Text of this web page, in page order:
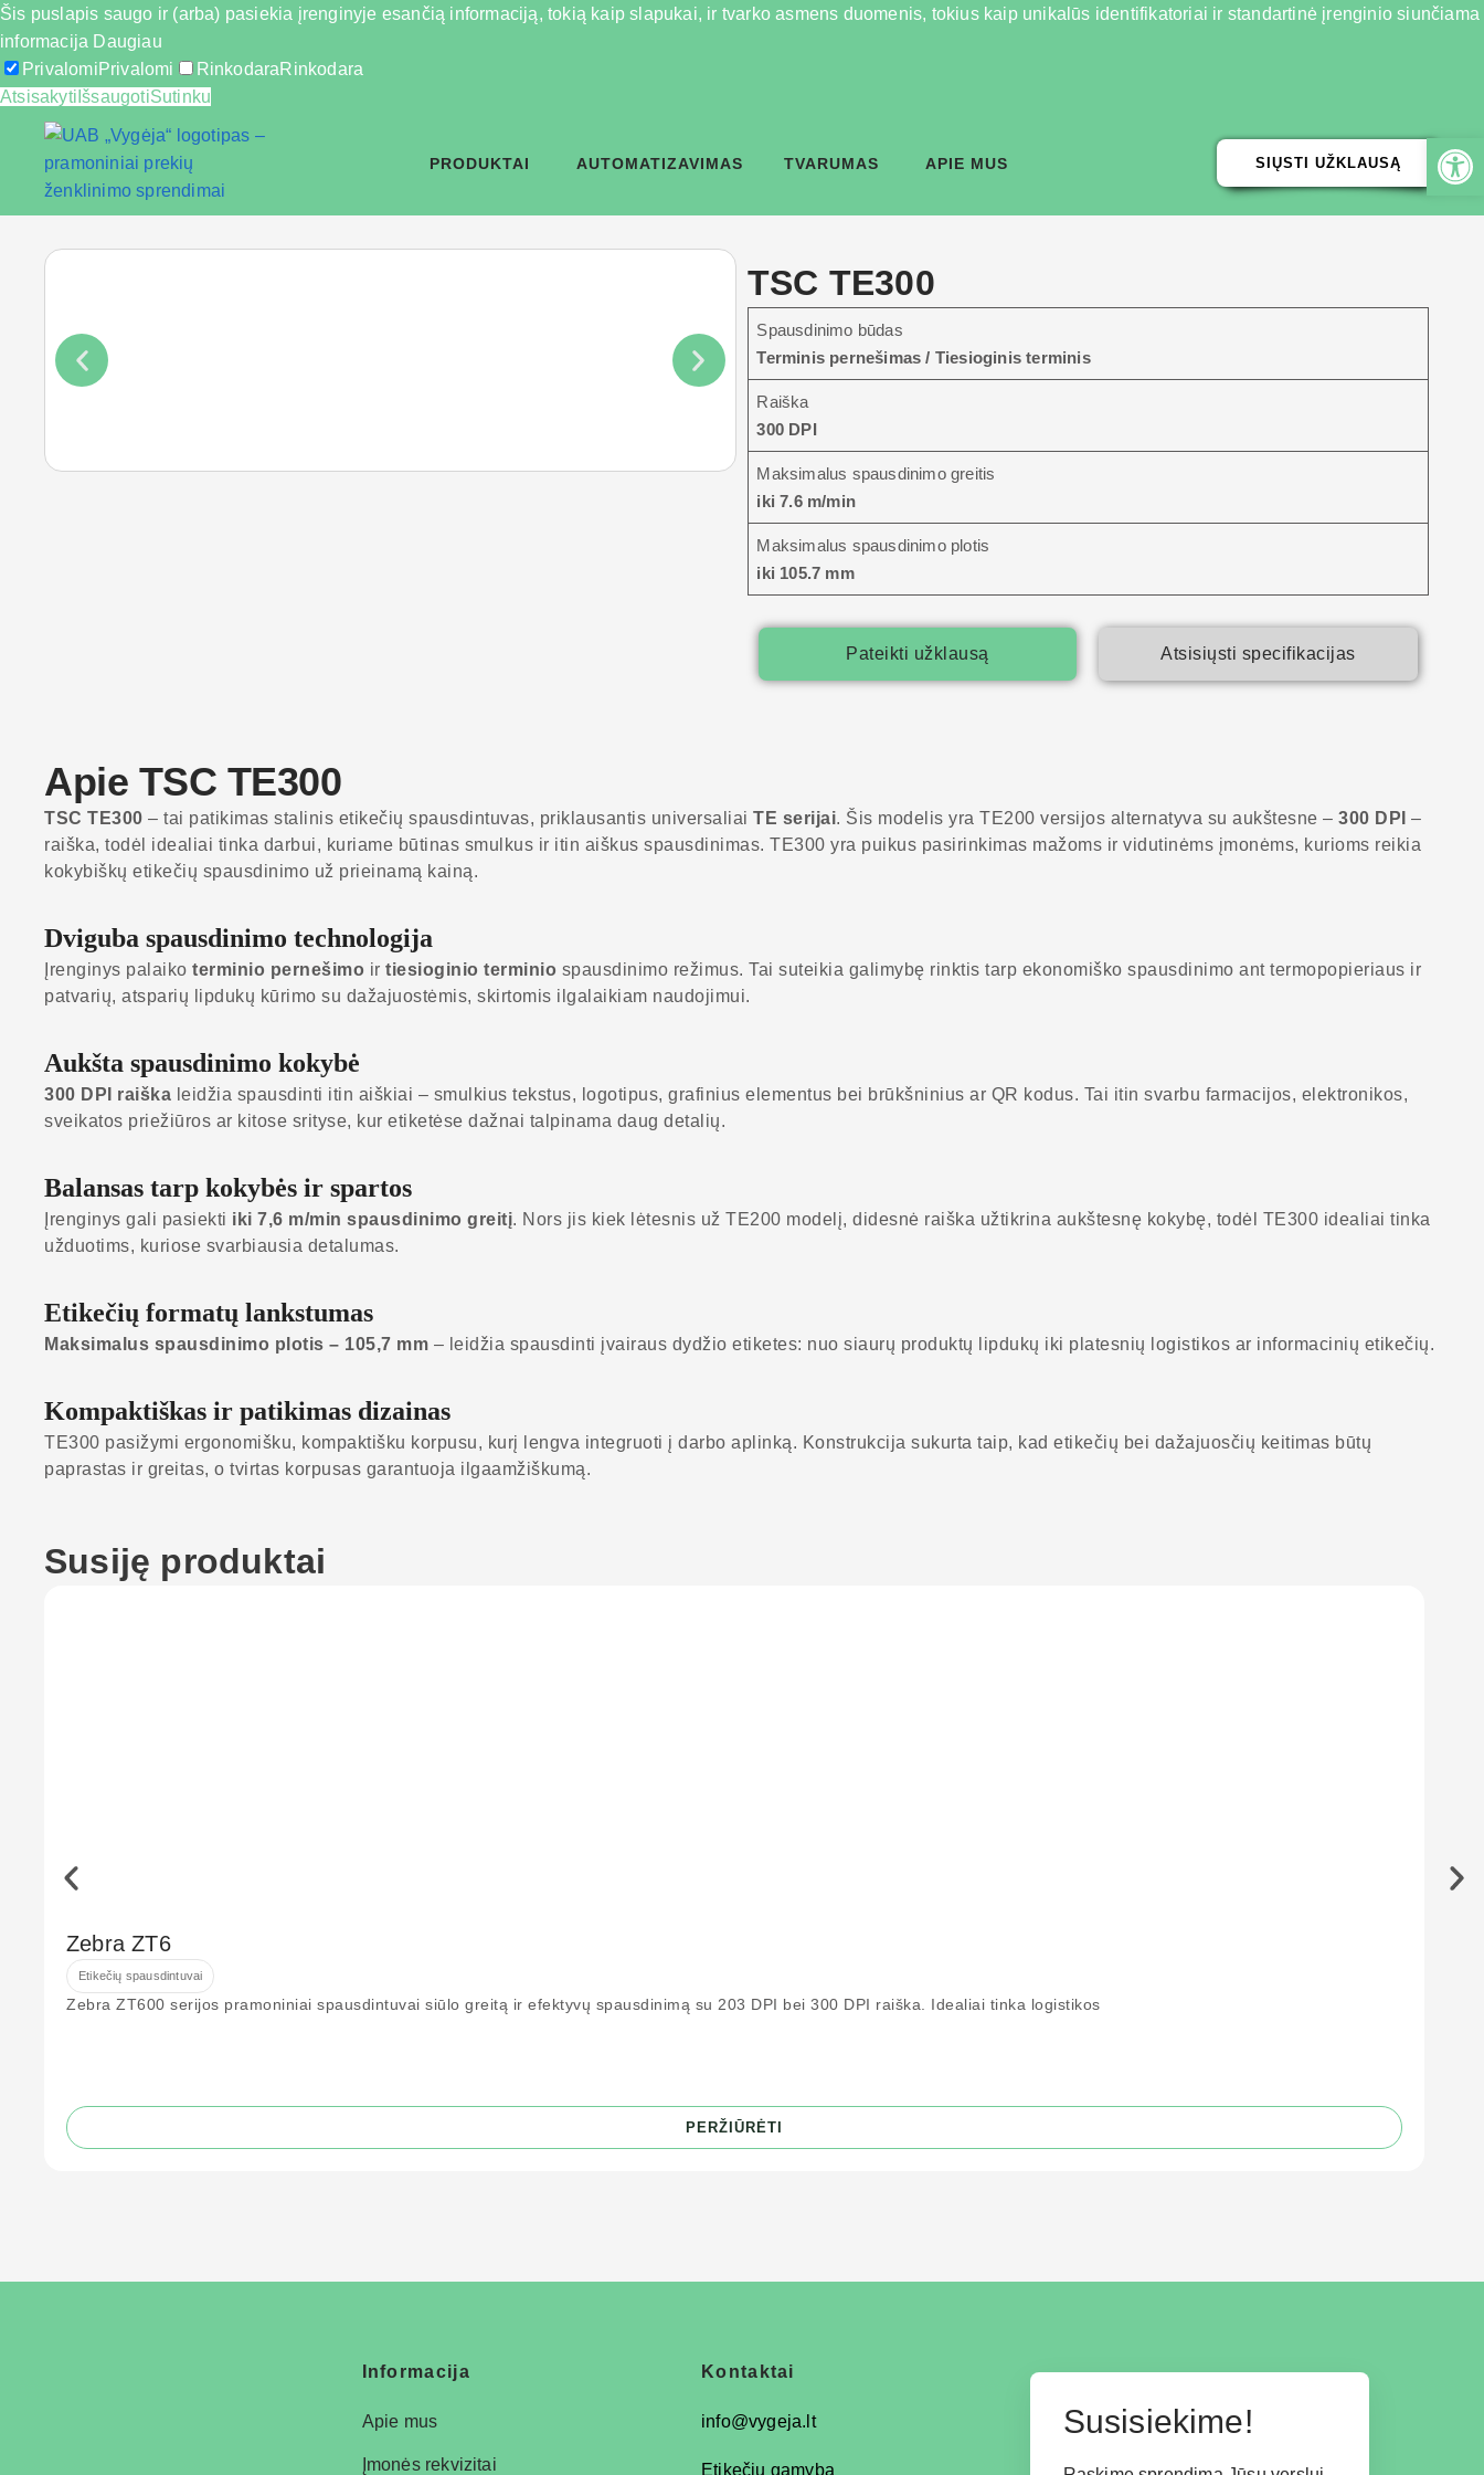
Šis puslapis saugo ir (arba) pasiekia įrenginyje esančią informaciją, tokią kaip slapukai, ir tvarko asmens duomenis, tokius kaip unikalūs identifikatoriai ir standartinė įrenginio siunčiama
informacija Daugiau
PrivalomiPrivalomi RinkodaraRinkodara
Atsisakyti IšsaugotiSutinku
PRODUKTAI AUTOMATIZAVIMAS TVARUMAS APIE MUS SIŲSTI UŽKLAUSĄ
TSC TE300
Spausdinimo būdas
Terminis pernešimas / Tiesioginis terminis
Raiška
300 DPI
Maksimalus spausdinimo greitis
iki 7.6 m/min
Maksimalus spausdinimo plotis
iki 105.7 mm
Pateikti užklausą Atsisiųsti specifikacijas
Apie TSC TE300
TSC TE300 – tai patikimas stalinis etikečių spausdintuvas, priklausantis universaliai TE serijai. Šis modelis yra TE200 versijos alternatyva su aukštesne – 300 DPI –
raiška, todėl idealiai tinka darbui, kuriame būtinas smulkus ir itin aiškus spausdinimas. TE300 yra puikus pasirinkimas mažoms ir vidutinėms įmonėms, kurioms reikia
kokybiškų etikečių spausdinimo už prieinamą kainą.
Dviguba spausdinimo technologija
Įrenginys palaiko terminio pernešimo ir tiesioginio terminio spausdinimo režimus. Tai suteikia galimybę rinktis tarp ekonomiško spausdinimo ant termopopieriaus ir
patvarių, atsparių lipdukų kūrimo su dažajuostėmis, skirtomis ilgalaikiam naudojimui.
Aukšta spausdinimo kokybė
300 DPI raiška leidžia spausdinti itin aiškiai – smulkius tekstus, logotipus, grafinius elementus bei brūkšninius ar QR kodus. Tai itin svarbu farmacijos, elektronikos,
sveikatos priežiūros ar kitose srityse, kur etiketėse dažnai talpinama daug detalių.
Balansas tarp kokybės ir spartos
Įrenginys gali pasiekti iki 7,6 m/min spausdinimo greitį. Nors jis kiek lėtesnis už TE200 modelį, didesnė raiška užtikrina aukštesnę kokybę, todėl TE300 idealiai tinka
užduotims, kuriose svarbiausia detalumas.
Etikečių formatų lankstumas
Maksimalus spausdinimo plotis – 105,7 mm – leidžia spausdinti įvairaus dydžio etiketes: nuo siaurų produktų lipdukų iki platesnių logistikos ar informacinių etikečių.
Kompaktiškas ir patikimas dizainas
TE300 pasižymi ergonomišku, kompaktišku korpusu, kurį lengva integruoti į darbo aplinką. Konstrukcija sukurta taip, kad etikečių bei dažajuosčių keitimas būtų
paprastas ir greitas, o tvirtas korpusas garantuoja ilgaamžiškumą.
Susiję produktai
Zebra ZT6
Etikečių spausdintuvai
Zebra ZT600 serijos pramoniniai spausdintuvai siūlo greitą ir efektyvų spausdinimą su 203 DPI bei 300 DPI raiška. Idealiai tinka logistikos
PERŽIŪRĖTI
Informacija
Apie mus
Įmonės rekvizitai
Kontaktai
info@vygeja.lt
Etikečių gamyba
Susisiekime!